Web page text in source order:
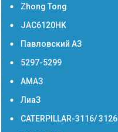
Zhong Tong
JAC6120HK
Павловский АЗ
5297-5299
АМАЗ
ЛиаЗ
CATERPILLAR-3116/ 3126